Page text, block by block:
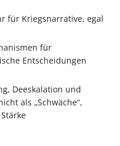
für Kriegsnarrative, egal
für
Entscheidungen
Deeskalation und
als „Schwäche“,